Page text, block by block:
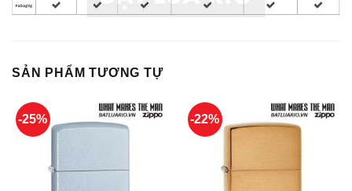
SẢN PHẨM TƯƠNG TỰ
-25% -22%